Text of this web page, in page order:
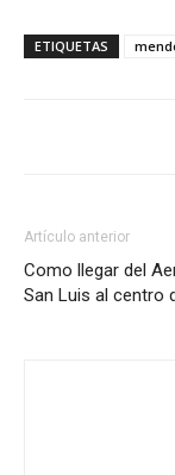
ETIQUETAS
Artículo anterior
Como llegar del
San Luis al centro